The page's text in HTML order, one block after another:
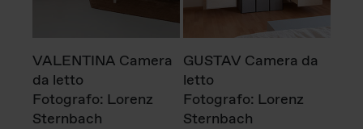
VALENTINA Camera
da letto
Fotografo: Lorenz
Sternbach
GUSTAV Camera da
letto
Fotografo: Lorenz
Sternbach